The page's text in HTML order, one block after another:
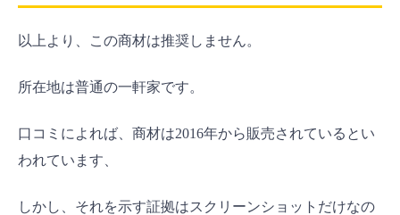
以上より、この商材は推奨しません。
所在地は普通の一軒家です。
口コミによれば、商材は2016年から販売されているとい
われています、
しかし、それを示す証拠はスクリーンショットだけなの